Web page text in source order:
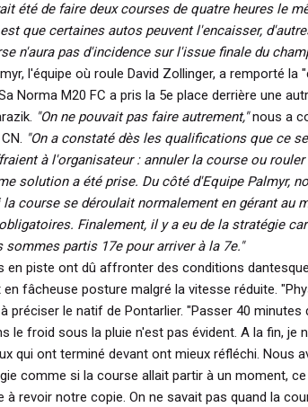
été de faire deux courses de quatre heures le
que certaines autos peuvent l'encaisser,
n'aura pas d'incidence sur l'issue finale du
l'équipe où roule David Zollinger, a remporté la
Norma M20 FC a pris la 5e place derrière une
"On ne pouvait pas faire autrement," nous a
"On a constaté dès les qualifications que ce
à l'organisateur : annuler la course ou rouler
solution a été prise. Du côté d'Equipe Palmyr,
course se déroulait normalement en gérant au
Finalement, il y a eu de la stratégie
sommes partis 17e pour arriver à la 7e."
en piste ont dû affronter des conditions
fâcheuse posture malgré la vitesse réduite.
préciser le natif de Pontarlier. "Passer 40 minutes
le froid sous la pluie n'est pas évident. A la fin, je
qui ont terminé devant ont mieux réfléchi. Nous
comme si la course allait partir à un moment,
à revoir notre copie. On ne savait pas quand la